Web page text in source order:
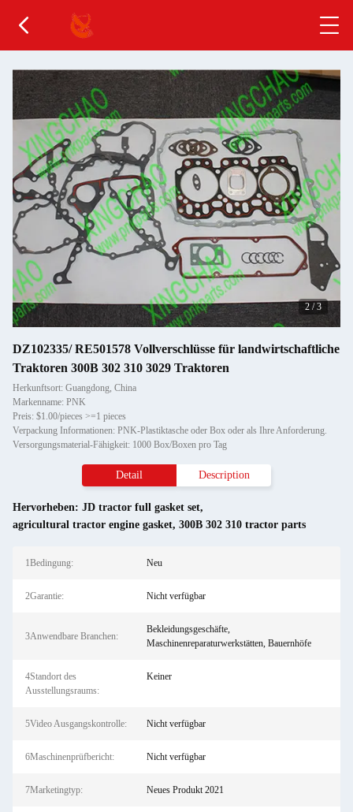
2 /3
DZ102335/ RE501578 Vollverschlüsse für landwirtschaftliche
Traktoren 300B 302 310 3029 Traktoren
Herkunftsort: Guangdong, China
Markenname: PNK
Preis: $1.00/pieces >=1 pieces
Verpackung Informationen: PNK-Plastiktasche oder Box oder als Ihre Anforderung.
Versorgungsmaterial-Fähigkeit: 1000 Box/Boxen pro Tag
Detail Description
Hervorheben: JD tractor full gasket set,
agricultural tractor engine gasket, 300B 302 310 tractor parts
1Bedingung: Neu
2Garantie: Nicht verfügbar
3Anwendbare Branchen:
Bekleidungsgeschäfte,
Maschinenreparaturwerkstätten, Bauernhöfe
4Standort des
Ausstellungsraums:
Keiner
5Video Ausgangskontrolle: Nicht verfügbar
6Maschinenprüfbericht: Nicht verfügbar
7Marketingtyp: Neues Produkt 2021